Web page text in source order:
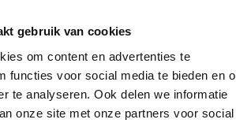
gebruik van cookies
om content en advertenties te
functies voor social media te bieden en
te analyseren. Ook delen we informatie
onze site met onze partners voor social
10 kerken in Vlaanderen
voor neven- of